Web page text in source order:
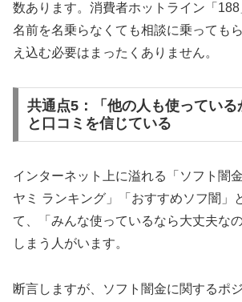
数あります。消費者ホットライン「188
名前を名乗らなくても相談に乗っても
え込む必要はまったくありません。
共通点5：「他の人も使っている
と口コミを信じている
インターネット上に溢れる「ソフト闇
ヤミ ランキング」「おすすめソフ闇」
て、「みんな使っているなら大丈夫な
しまう人がいます。
断言しますが、ソフト闇金に関するポ